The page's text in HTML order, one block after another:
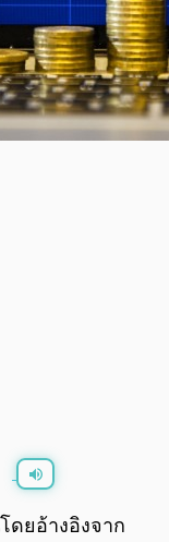
0:00/
ยอ้างอิงจาก